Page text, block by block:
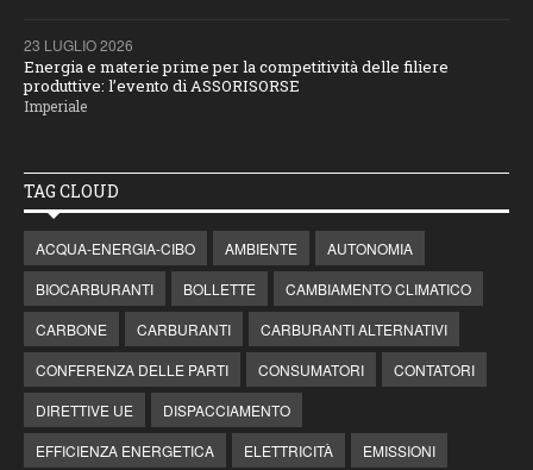
23 LUGLIO 2026
Energia e materie prime per la competitività delle filiere
produttive: l’evento di ASSORISORSE
Imperiale
TAG CLOUD
ACQUA-ENERGIA-CIBO AMBIENTE
AUTONOMIA
BIOCARBURANTI
BOLLETTE
CAMBIAMENTO CLIMATICO
CARBONE
CARBURANTI
CARBURANTI ALTERNATIVI
CONFERENZA DELLE PARTI
CONSUMATORI
CONTATORI
DIRETTIVE UE
DISPACCIAMENTO
EFFICIENZA ENERGETICA
ELETTRICITÀ EMISSIONI